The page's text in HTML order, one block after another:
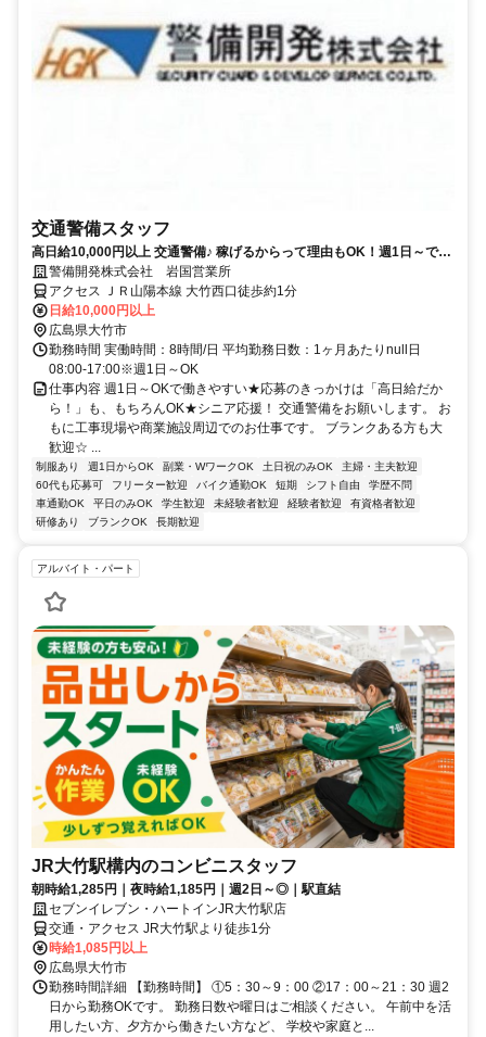
交通警備スタッフ
高日給10,000円以上 交通警備♪ 稼げるからって理由もOK！週1日～で日
勤のみだから働きやすい！
警備開発株式会社 岩国営業所
アクセス ＪＲ山陽本線 大竹西口徒歩約1分
日給10,000円以上
広島県大竹市
勤務時間 実働時間：8時間/日 平均勤務日数：1ヶ月あたりnull日
08:00-17:00※週1日～OK
仕事内容 週1日～OKで働きやすい★応募のきっかけは「高日給だか
ら！」も、もちろんOK★シニア応援！ 交通警備をお願いします。 お
もに工事現場や商業施設周辺でのお仕事です。 ブランクある方も大
歓迎☆ ...
制服あり 週1日からOK 副業・WワークOK 土日祝のみOK
主婦・主夫歓迎
60代も応募可
フリーター歓迎 バイク通勤OK 短期 シフト自由
学歴不問
車通勤OK
平日のみOK 学生歓迎 未経験者歓迎 経験者歓迎
有資格者歓迎
研修あり
ブランクOK 長期歓迎
アルバイト・パート
JR大竹駅構内のコンビニスタッフ
朝時給1,285円｜夜時給1,185円｜週2日～◎｜駅直結
セブンイレブン・ハートインJR大竹駅店
交通・アクセス JR大竹駅より徒歩1分
時給1,085円以上
広島県大竹市
勤務時間詳細 【勤務時間】 ①5：30～9：00 ②17：00～21：30 週2
日から勤務OKです。 勤務日数や曜日はご相談ください。 午前中を活
用したい方、夕方から働きたい方など、 学校や家庭と...